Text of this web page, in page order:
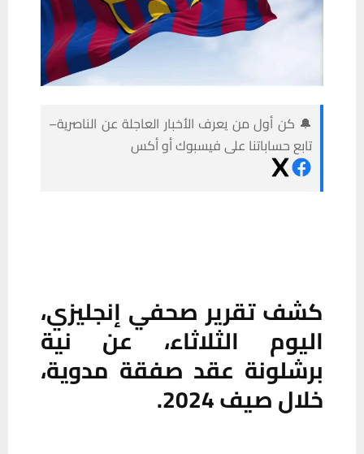
🔔 كن أول من يعرف الأخبار العاجلة عن الناصرية–
تابع حساباتنا على فيسبوك أو أكس
كشف تقرير صحفي إنجليزي،
اليوم الثلاثاء، عن نية
برشلونة عقد صفقة مدوية،
خلال صيف 2024.